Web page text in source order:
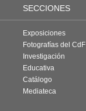
SECCIONES
Exposiciones
Fotografías del CdF
Investigación
Educativa
Catálogo
Mediateca